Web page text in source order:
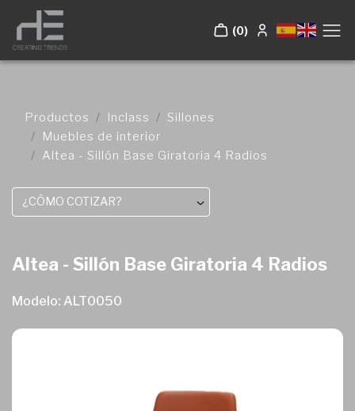
(0)
Productos Inclass
Sillones
Muebles de interior
Altea - Sillón Base Giratoria 4 Radios
¿CÓMO COTIZAR?
Altea - Sillón Base Giratoria 4 Radios
Modelo: ALT0050